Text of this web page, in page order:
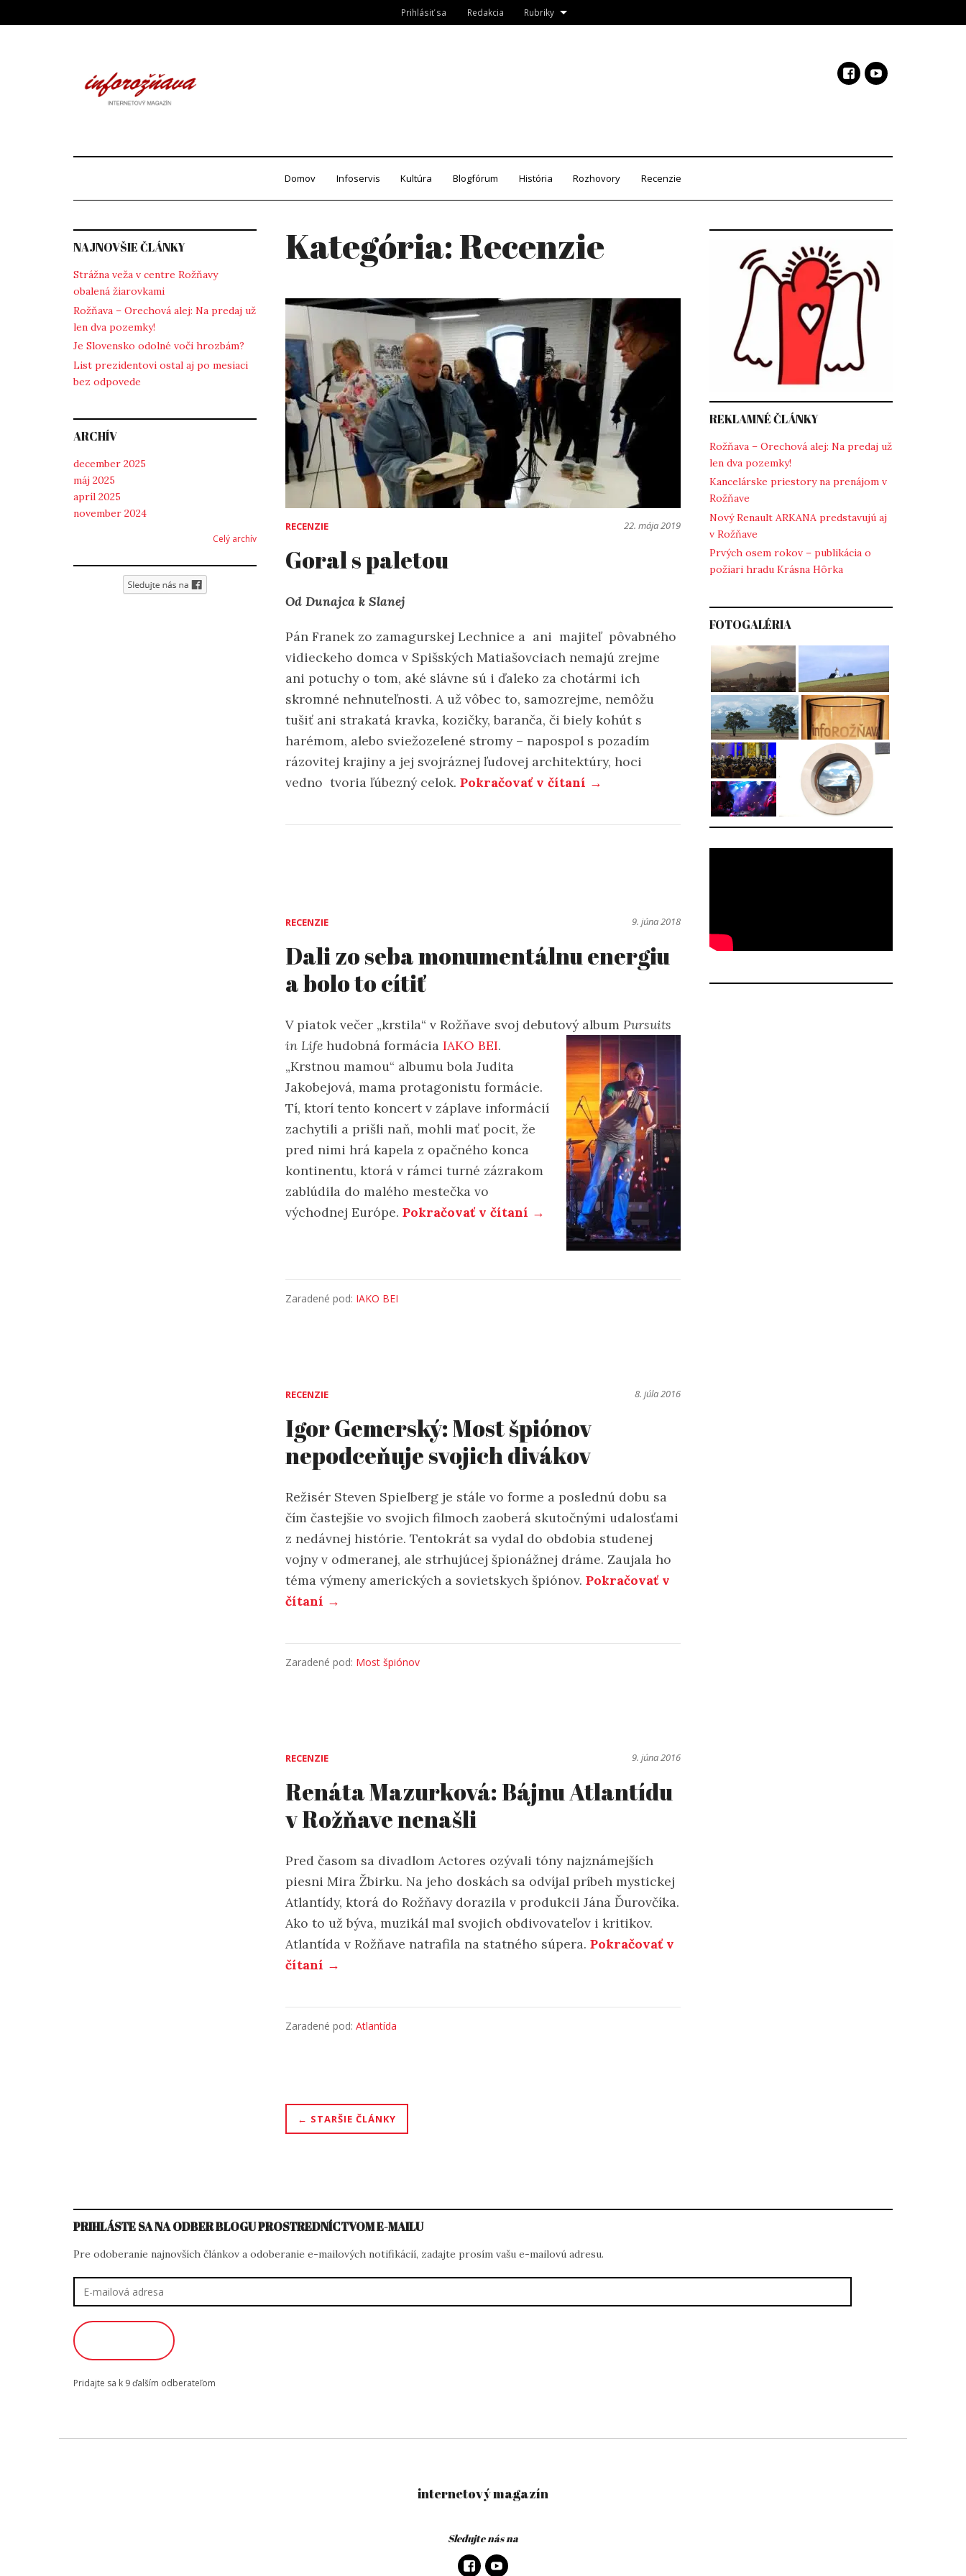
to
Prihlásiť sa Redakcia Rubriky
Domov Infoservis Kultúra Blogfórum História Rozhovory Recenzie
Kategória:Recenzie
RECENZIE 22. mája 2019
Goral s paletou
Od Dunajca k Slanej
Pán Franek zo zamagurskej Lechnice a ani majiteľ pôvabného
vidieckeho domca v Spišských Matiašovciach nemajú zrejme
ani potuchy o tom, aké slávne sú i ďaleko za chotármi ich
skromné nehnuteľnosti. A už vôbec to, samozrejme, nemôžu
tušiť ani strakatá kravka, kozičky, baranča, či biely kohút s
harémom, alebo sviežozelené stromy – napospol s pozadím
rázovitej krajiny a jej svojráznej ľudovej architektúry, hoci
vedno tvoria ľúbezný celok. Pokračovať v čítaní →
RECENZIE 9. júna 2018
Dali zo seba monumentálnu energiu
a bolo to cítiť
V piatok večer „krstila“ v Rožňave svoj debutový album Pursuits
in Life hudobná formácia IAKO BEI.
„Krstnou mamou“ albumu bola Judita
Jakobejová, mama protagonistu formácie.
Tí, ktorí tento koncert v záplave informácií
zachytili a prišli naň, mohli mať pocit, že
pred nimi hrá kapela z opačného konca
kontinentu, ktorá v rámci turné zázrakom
zablúdila do malého mestečka vo
východnej Európe. Pokračovať v čítaní →
Zaradené pod: IAKO BEI
RECENZIE 8. júla 2016
Igor Gemerský: Most špiónov
nepodceňuje svojich divákov
Režisér Steven Spielberg je stále vo forme a poslednú dobu sa
čím častejšie vo svojich filmoch zaoberá skutočnými udalosťami
z nedávnej histórie. Tentokrát sa vydal do obdobia studenej
vojny v odmeranej, ale strhujúcej špionážnej dráme. Zaujala ho
téma výmeny amerických a sovietskych špiónov. Pokračovať v
čítaní →
Zaradené pod: Most špiónov
RECENZIE 9. júna 2016
Renáta Mazurková: Bájnu Atlantídu
v Rožňave nenašli
Pred časom sa divadlom Actores ozývali tóny najznámejších
piesni Mira Žbirku. Na jeho doskách sa odvíjal príbeh mystickej
Atlantídy, ktorá do Rožňavy dorazila v produkcii Jána Ďurovčíka.
Ako to už býva, muzikál mal svojich obdivovateľov i kritikov.
Atlantída v Rožňave natrafila na statného súpera. Pokračovať v
čítaní →
Zaradené pod: Atlantída
Navigácia
v
STARŠIE ČLÁNKY
NAJNOVŠIE ČLÁNKY
Strážna veža v centre Rožňavy
obalená žiarovkami
Rožňava – Orechová alej: Na predaj už
len dva pozemky!
Je Slovensko odolné voči hrozbám?
List prezidentovi ostal aj po mesiaci
bez odpovede
ARCHÍV
december 2025
máj 2025
apríl 2025
november 2024
Celý archív
REKLAMNÉ ČLÁNKY
Rožňava – Orechová alej: Na predaj už
len dva pozemky!
Kancelárske priestory na prenájom v
Rožňave
Nový Renault ARKANA predstavujú aj
v Rožňave
Prvých osem rokov – publikácia o
požiari hradu Krásna Hôrka
FOTOGALÉRIA
PRIHLÁSTE SA NA ODBER BLOGU PROSTREDNÍCTVOM E-MAILU
Pre odoberanie najnovších článkov a odoberanie e-mailových notifikácií, zadajte prosím vašu e-mailovú adresu.
adresa
Pridajte sa k 9 ďalším odberateľom
internetový magazín
Sledujte nás na